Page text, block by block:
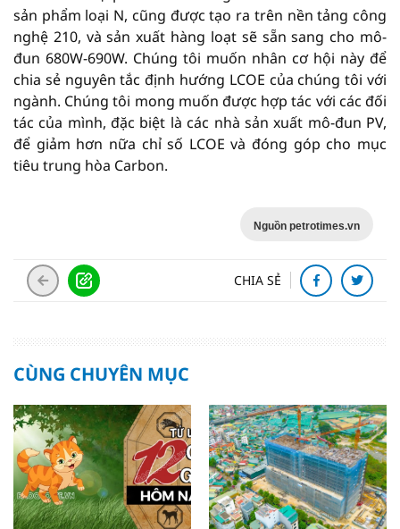
sản phẩm loại N, cũng được tạo ra trên nền tảng công
nghệ 210, và sản xuất hàng loạt sẽ sẵn sang cho mô-
đun 680W-690W. Chúng tôi muốn nhân cơ hội này để
chia sẻ nguyên tắc định hướng LCOE của chúng tôi với
ngành. Chúng tôi mong muốn được hợp tác với các đối
tác của mình, đặc biệt là các nhà sản xuất mô-đun PV,
để giảm hơn nữa chỉ số LCOE và đóng góp cho mục
tiêu trung hòa Carbon.
Nguồn petrotimes.vn
CHIA SẺ
CÙNG CHUYÊN MỤC